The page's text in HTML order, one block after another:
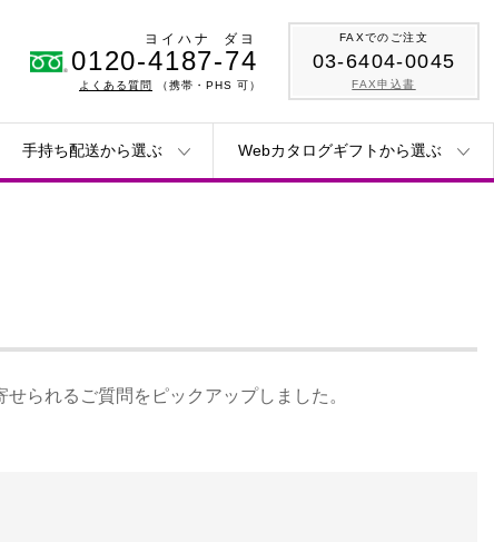
ヨイハナ ダヨ
0120-4187-74
よくある質問 （携帯・PHS 可）
FAXでのご注文
03-6404-0045
FAX申込書
手持ち配送から選ぶ Webカタログギフトから選ぶ
られるご質問をピックアップしました。